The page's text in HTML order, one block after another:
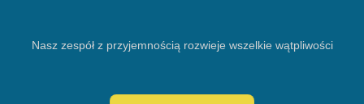
Nasz zespół z przyjemnością rozwieje wszelkie wątpliwości